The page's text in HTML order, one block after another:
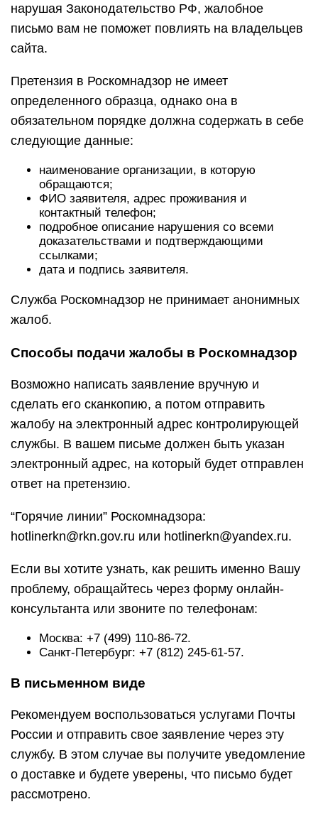
нарушая Законодательство РФ, жалобное
письмо вам не поможет повлиять на владельцев
сайта.
Претензия в Роскомнадзор не имеет
определенного образца, однако она в
обязательном порядке должна содержать в себе
следующие данные:
наименование организации, в которую
обращаются;
ФИО заявителя, адрес проживания и
контактный телефон;
подробное описание нарушения со всеми
доказательствами и подтверждающими
ссылками;
дата и подпись заявителя.
Служба Роскомнадзор не принимает анонимных
жалоб.
Способы подачи жалобы в Роскомнадзор
Возможно написать заявление вручную и
сделать его сканкопию, а потом отправить
жалобу на электронный адрес контролирующей
службы. В вашем письме должен быть указан
электронный адрес, на который будет отправлен
ответ на претензию.
“Горячие линии” Роскомнадзора:
hotlinerkn@rkn.gov.ru или hotlinerkn@yandex.ru.
Если вы хотите узнать, как решить именно Вашу
проблему, обращайтесь через форму онлайн-
консультанта или звоните по телефонам:
Москва: +7 (499) 110-86-72.
Санкт-Петербург: +7 (812) 245-61-57.
В письменном виде
Рекомендуем воспользоваться услугами Почты
России и отправить свое заявление через эту
службу. В этом случае вы получите уведомление
о доставке и будете уверены, что письмо будет
рассмотрено.